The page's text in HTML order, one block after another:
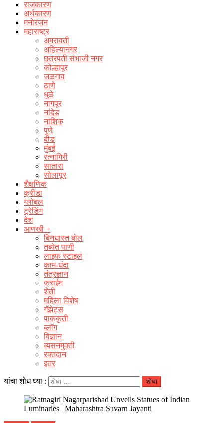
राजकारण
अर्थकारण
मनोरंजन
महाराष्ट्र
अमरावती
अहिल्यानगर
छत्रपती संभाजी नगर
कोल्हापूर
जळगाव
ठाणे
धुळे
नागपूर
नांदेड
नाशिक
पुणे
बीड
मुंबई
रत्नागिरी
सातारा
सोलापूर
शैक्षणिक
क्रीडा
ग्लोबल
ट्रेडिंग
देश
आणखी +
बिनधास्त बोल
तब्येत पाणी
लाइफ स्टाइल
काम-धंदा
तंत्रज्ञान
क्राईम
शेती
महिला विशेष
गॅझेट्स
पाककृती
ब्लॉग
विज्ञान
व्यसनमुक्ती
रक्‍तदान
इतर
यांचा शोध घ्या :